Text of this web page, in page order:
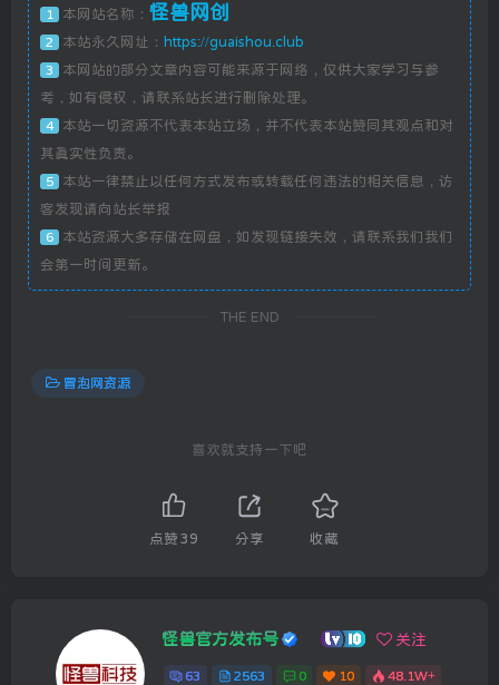
1 本网站名称： 怪兽网创
2 本站永久网址： https://guaishou.club
3
本网站的部分文章内容可能来源于网络，仅供大家学习与参
考，如有侵权，请联系站长进行删除处理。
4
本站一切资源不代表本站立场，并不代表本站赞同其观点和对
其真实性负责。
5
本站一律禁止以任何方式发布或转载任何违法的相关信息，访
客发现请向站长举报
6
本站资源大多存储在网盘，如发现链接失效，请联系我们我们
会第一时间更新。
THE END
冒泡网资源
喜欢就支持一下吧
点赞 39 分享 收藏
怪兽官方发布号 关注
63 2563 0 10 48.1W+